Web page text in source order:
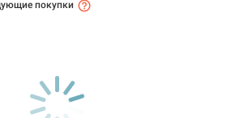
покупки